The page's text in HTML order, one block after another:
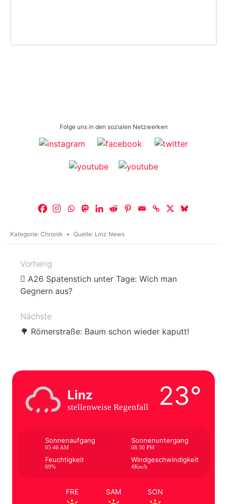
Folge uns in den sozialen Netzwerken
Kategorie: Chronik Quelle: Linz News
Beitragsnavigation
Vorherig
🪏 A26 Spatenstich unter Tage: Wich man
Gegnern aus?
Nächste
🌳 Römerstraße: Baum schon wieder kaputt!
Linz
stellenweise Regenfall 23°
Sonnenaufgang
05:46 AM
Sonnenuntergang
08:30 PM
Feuchtigkeit
69%
Windgeschwindigkeit
4Km/h
FRE SAM SON